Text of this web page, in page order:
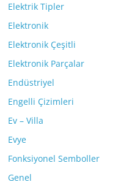
Elektrik Tipler
Elektronik
Elektronik Çeşitli
Elektronik Parçalar
Endüstriyel
Engelli Çizimleri
Ev – Villa
Evye
Fonksiyonel Semboller
Genel